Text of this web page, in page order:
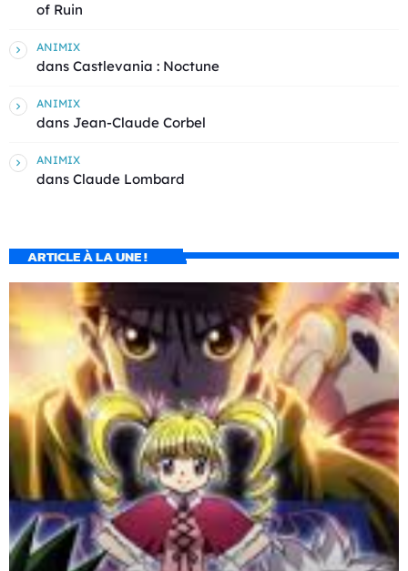
of Ruin
ANIMIX
dans Castlevania : Noctune
ANIMIX
dans Jean-Claude Corbel
ANIMIX
dans Claude Lombard
ARTICLE À LA UNE !